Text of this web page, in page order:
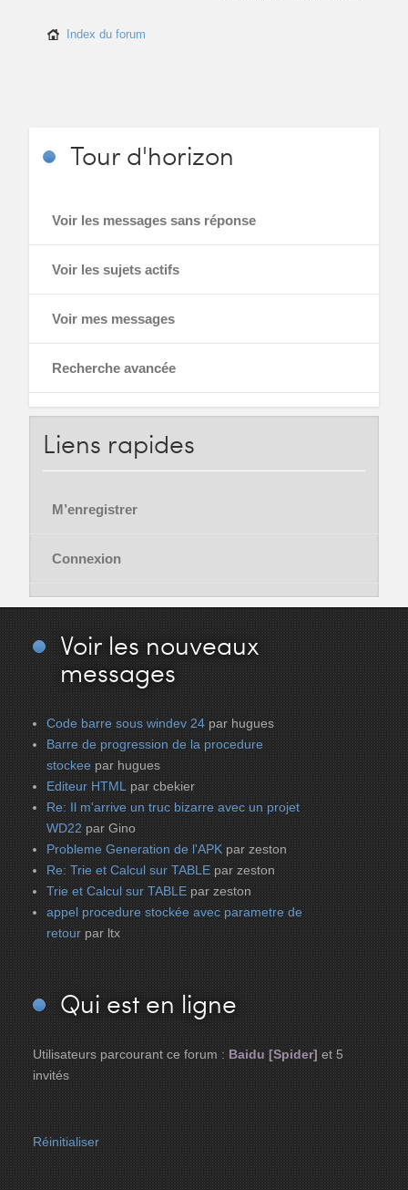
Index du forum
Tourd'horizon
Voir les messages sans réponse
Voir les sujets actifs
Voir mes messages
Recherche avancée
Liens rapides
M’enregistrer
Connexion
Voir les nouveaux
messages
Code barre sous windev 24 par hugues
Barre de progression de la procedure
stockee par hugues
Editeur HTML par cbekier
Re: Il m'arrive un truc bizarre avec un projet
WD22 par Gino
Probleme Generation de l'APK par zeston
Re: Trie et Calcul sur TABLE par zeston
Trie et Calcul sur TABLE par zeston
appel procedure stockée avec parametre de
retour par ltx
Qui est en ligne
Utilisateurs parcourant ce forum : Baidu [Spider] et 5
invités
Réinitialiser